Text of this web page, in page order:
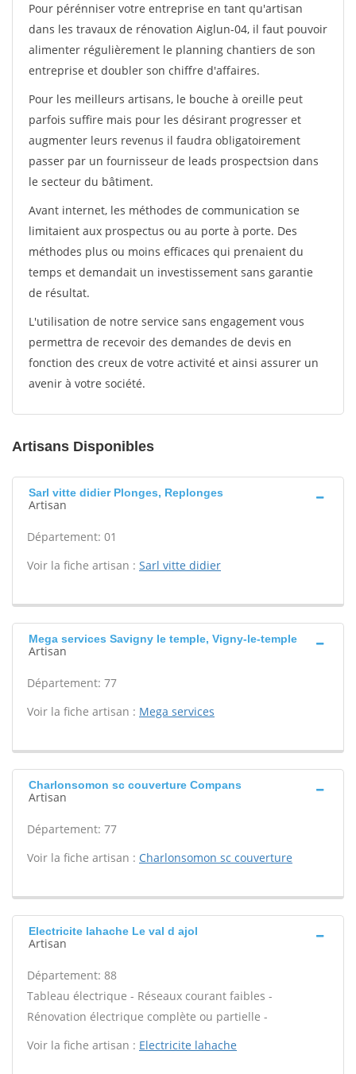
Pour pérénniser votre entreprise en tant qu'artisan
dans les travaux de rénovation Aiglun-04, il faut pouvoir
alimenter régulièrement le planning chantiers de son
entreprise et doubler son chiffre d'affaires.
Pour les meilleurs artisans, le bouche à oreille peut
parfois suffire mais pour les désirant progresser et
augmenter leurs revenus il faudra obligatoirement
passer par un fournisseur de leads prospectsion dans
le secteur du bâtiment.
Avant internet, les méthodes de communication se
limitaient aux prospectus ou au porte à porte. Des
méthodes plus ou moins efficaces qui prenaient du
temps et demandait un investissement sans garantie
de résultat.
L'utilisation de notre service sans engagement vous
permettra de recevoir des demandes de devis en
fonction des creux de votre activité et ainsi assurer un
avenir à votre société.
Artisans Disponibles
Sarl vitte didier Plonges, Replonges
Artisan
Département: 01
Voir la fiche artisan : Sarl vitte didier
Mega services Savigny le temple, Vigny-le-temple
Artisan
Département: 77
Voir la fiche artisan : Mega services
Charlonsomon sc couverture Compans
Artisan
Département: 77
Voir la fiche artisan : Charlonsomon sc couverture
Electricite lahache Le val d ajol
Artisan
Département: 88
Tableau électrique - Réseaux courant faibles -
Rénovation électrique complète ou partielle -
Voir la fiche artisan : Electricite lahache